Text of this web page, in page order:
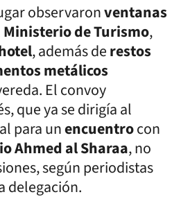
observaronventanas
Ministerio de Turismo,
, además derestos
metálicos
El convoy
que ya se dirigía al
para unencuentrocon
Ahmed al Sharaa, no
según periodistas
delegación.